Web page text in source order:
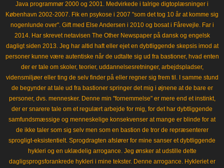
Java programmør 2000 og 2001. Medvirkede i talrige digtoplæsninger i
København 2002-2007. Fik en psykose i 2007 "som det tog 10 år at komme sig
nogenlunde over". Gift med Else Andersen i 2010 og bosat i Fårevejle. Far i
2014. Har skrevet netavisen The Other Newspaper på dansk og engelsk
dagligt siden 2013. Jeg har altid haft eller ejet en dybtliggende skepsis imod at
personer kunne være autentiske når de udtalte sig ud fra bastioner, hvad enten
der er tale om skoler, teorier, uddannelsesretninger, arbejdspladser,
vidensmiljøer eller ting de selv finder på eller regner sig frem til. I samme stund
de begynder at tale ud fra bastioner springer det mig i øjnene at de bare er
personer, dvs. mennesker. Denne min "fornemmelse" er mere end et instinkt,
der er snarere tale om et regulært arbejde for mig, for det har dybtliggende
samfundsmæssige og menneskelige konsekvenser at mange er blinde for at
de ikke taler som sig selv men som en bastion de tror de repræsenterer
sprogligt-eksistentielt. Sprogdragten afslører for mine sanser et dybtliggende
hykleri og en uklædelig arrogance. Jeg ønsker at udstille dette
dagligsprogsforankrede hykleri i mine tekster. Denne arrogance. Hykleriet er